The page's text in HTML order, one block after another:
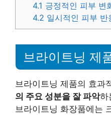
4.1 긍정적인 피부 변
4.2 일시적인 피부 반
브라이트닝 제
브라이트닝 제품의 효과
의 주요 성분을 잘 파악하
브라이트닝 화장품에는